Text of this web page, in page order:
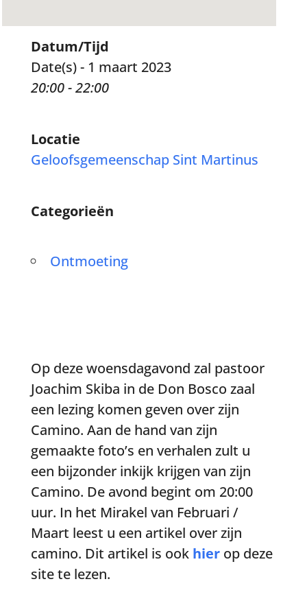
Datum/Tijd
Date(s) - 1 maart 2023
20:00 - 22:00
Locatie
Geloofsgemeenschap Sint Martinus
Categorieën
Ontmoeting
Op deze woensdagavond zal pastoor
Joachim Skiba in de Don Bosco zaal
een lezing komen geven over zijn
Camino. Aan de hand van zijn
gemaakte foto’s en verhalen zult u
een bijzonder inkijk krijgen van zijn
Camino. De avond begint om 20:00
uur. In het Mirakel van Februari /
Maart leest u een artikel over zijn
camino. Dit artikel is ook hierop deze
site te lezen.